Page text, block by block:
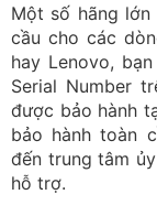
Một số hãng lớn
cầu cho các
hay Lenovo,
Serial Number
được bảo hành
bảo hành toàn
đến trung tâm
hỗ trợ.